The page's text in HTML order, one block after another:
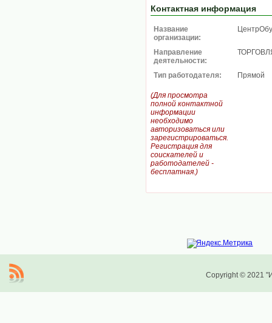
Контактная информация
Название
организации:
Направление
деятельности:
Тип работодателя: Прямой
(Для просмотра
полной контактной
информации
необходимо
авторизоваться или
зарегистрироваться.
Регистрация для
соискателей и
работодателей -
бесплатная.)
Copyright © 2021